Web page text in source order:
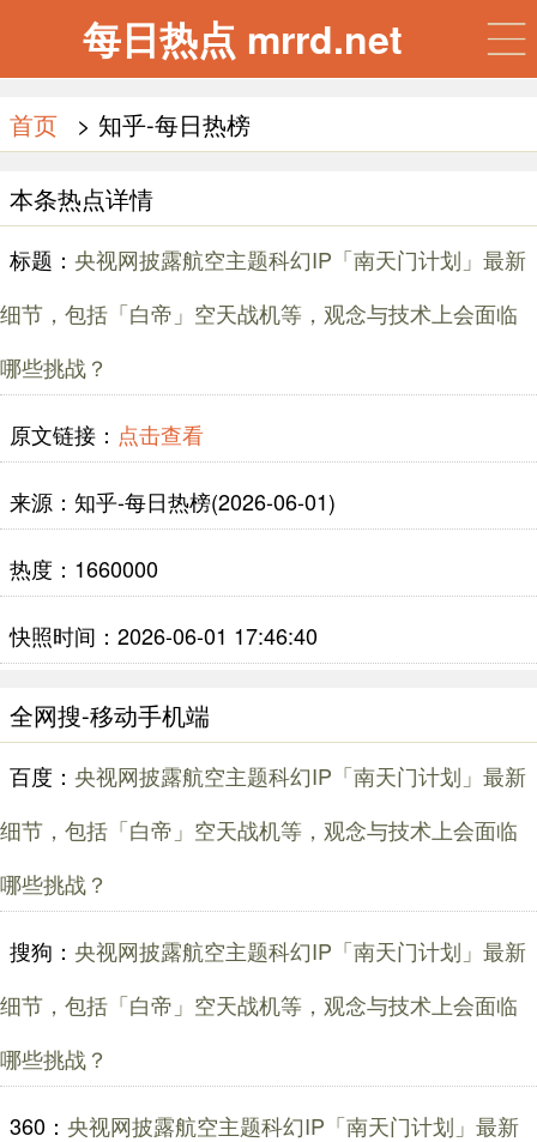
每日热点 mrrd.net
首页 > 知乎-每日热榜
本条热点详情
标题： 央视网披露航空主题科幻IP「南天门计划」最新
细节，包括「白帝」空天战机等，观念与技术上会面临
哪些挑战？
原文链接： 点击查看
来源：知乎-每日热榜(2026-06-01)
热度：1660000
快照时间：2026-06-01 17:46:40
全网搜-移动手机端
百度： 央视网披露航空主题科幻IP「南天门计划」最新
细节，包括「白帝」空天战机等，观念与技术上会面临
哪些挑战？
搜狗： 央视网披露航空主题科幻IP「南天门计划」最新
细节，包括「白帝」空天战机等，观念与技术上会面临
哪些挑战？
360： 央视网披露航空主题科幻IP「南天门计划」最新